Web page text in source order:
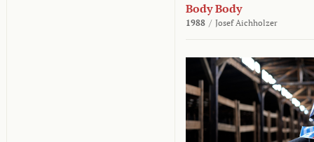
Body Body
1988 / Josef Aichholzer